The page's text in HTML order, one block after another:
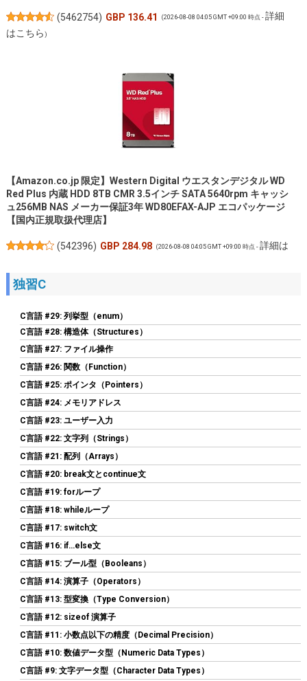
(5462754) GBP 136.41 (2026-08-08 04:05 GMT +09:00 時点 -詳細
はこちら)
【Amazon.co.jp 限定】Western Digital ウエスタンデジタル WD
Red Plus 内蔵 HDD 8TB CMR 3.5インチ SATA 5640rpm キャッシ
ュ256MB NAS メーカー保証3年 WD80EFAX-AJP エコパッケージ
【国内正規取扱代理店】
(542396) GBP 284.98 (2026-08-08 04:05 GMT +09:00 時点 -詳細は
シリコンパワー デスクトップPC用 メモリ DDR4 3200 PC4-25600
16GB x 2枚 (32GB) 288Pin 1.2V CL22 SP032GBLFU320F22
(544409) GBP 172.93 (2026-08-08 04:05 GMT +09:00 時点 -詳細は
こちら)
ARCTIC MX-4（スパチュラ付属・4g）– CPU/GPU 用 高性能サー
マルグリス、非常に高い熱伝導率、長期耐久、安全で簡単な塗布
(54570107) GBP 6.53 (2026-08-08 04:05 GMT +09:00 時点 -
こちら)
独習C
C言語 #29: 列挙型（enum）
C言語 #28: 構造体（Structures）
C言語 #27: ファイル操作
C言語 #26: 関数（Function）
C言語 #25: ポインタ（Pointers）
C言語 #24: メモリアドレス
C言語 #23: ユーザー入力
C言語 #22: 文字列（Strings）
C言語 #21: 配列（Arrays）
C言語 #20: break文とcontinue文
C言語 #19: forループ
C言語 #18: whileループ
C言語 #17: switch文
C言語 #16: if…else文
C言語 #15: ブール型（Booleans）
C言語 #14: 演算子（Operators）
C言語 #13: 型変換（Type Conversion）
C言語 #12: sizeof 演算子
C言語 #11: 小数点以下の精度（Decimal Precision）
C言語 #10: 数値データ型（Numeric Data Types）
C言語 #9: 文字データ型（Character Data Types）